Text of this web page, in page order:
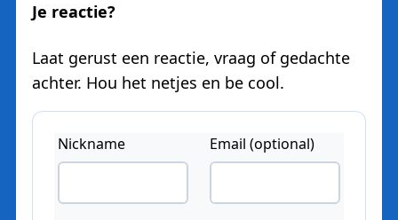
Je reactie?
Laat gerust een reactie, vraag of gedachte
achter. Hou het netjes en be cool.